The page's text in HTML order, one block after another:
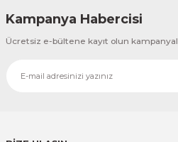
Kampanya Habercisi
Ücretsiz e-bültene kayıt olun